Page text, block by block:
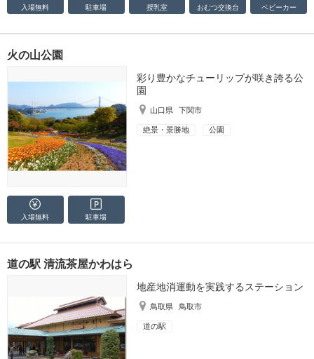
入場無料 駐車場 授乳室 おむつ交換台 ベビーカー
火の山公園
彩り豊かなチューリップが咲き誇る公
園
山口県 下関市
絶景・景勝地 公園
入場無料 駐車場
道の駅 清流茶屋かわはら
地産地消運動を実践するステーション
鳥取県 鳥取市
道の駅